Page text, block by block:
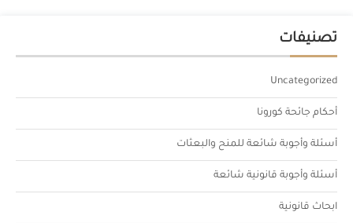
تصنيفات
Uncategorized
أحكام جائحة كورونا
أسئلة وأجوبة شائعة للمنح والبعثات
أسئلة وأجوبة قانونية شائعة
ابحاث قانونية